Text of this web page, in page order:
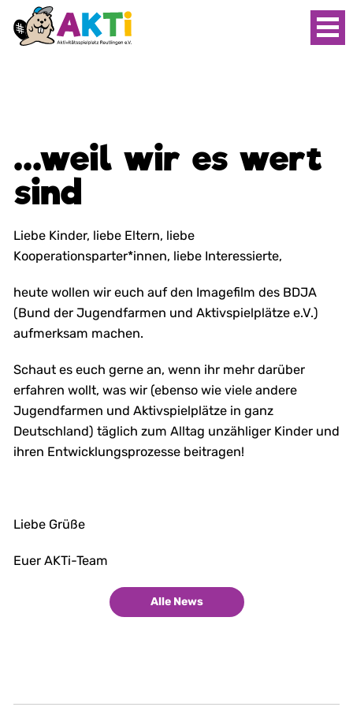
...weil wir es wert
sind
Liebe Kinder, liebe Eltern, liebe
Kooperationsparter*innen, liebe Interessierte,
heute wollen wir euch auf den Imagefilm des BDJA
(Bund der Jugendfarmen und Aktivspielplätze e.V.)
aufmerksam machen.
Schaut es euch gerne an, wenn ihr mehr darüber
erfahren wollt, was wir (ebenso wie viele andere
Jugendfarmen und Aktivspielplätze in ganz
Deutschland) täglich zum Alltag unzähliger Kinder und
ihren Entwicklungsprozesse beitragen!
Liebe Grüße
Euer AKTi-Team
Alle News